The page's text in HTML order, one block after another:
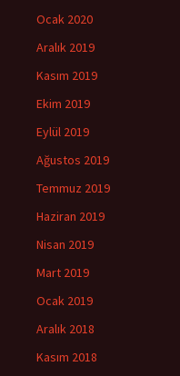
Ocak 2020
Aralık 2019
Kasım 2019
Ekim 2019
Eylül 2019
Ağustos 2019
Temmuz 2019
Haziran 2019
Nisan 2019
Mart 2019
Ocak 2019
Aralık 2018
Kasım 2018